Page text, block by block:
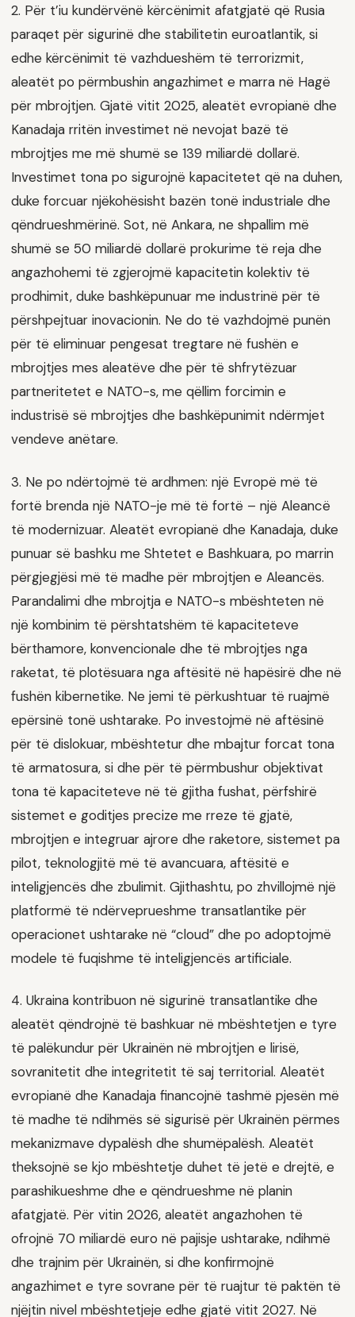
2. Për t’iu kundërvënë kërcënimit afatgjatë që Rusia
paraqet për sigurinë dhe stabilitetin euroatlantik, si
edhe kërcënimit të vazhdueshëm të terrorizmit,
aleatët po përmbushin angazhimet e marra në Hagë
për mbrojtjen. Gjatë vitit 2025, aleatët evropianë dhe
Kanadaja rritën investimet në nevojat bazë të
mbrojtjes me më shumë se 139 miliardë dollarë.
Investimet tona po sigurojnë kapacitetet që na duhen,
duke forcuar njëkohësisht bazën tonë industriale dhe
qëndrueshmërinë. Sot, në Ankara, ne shpallim më
shumë se 50 miliardë dollarë prokurime të reja dhe
angazhohemi të zgjerojmë kapacitetin kolektiv të
prodhimit, duke bashkëpunuar me industrinë për të
përshpejtuar inovacionin. Ne do të vazhdojmë punën
për të eliminuar pengesat tregtare në fushën e
mbrojtjes mes aleatëve dhe për të shfrytëzuar
partneritetet e NATO-s, me qëllim forcimin e
industrisë së mbrojtjes dhe bashkëpunimit ndërmjet
vendeve anëtare.
3. Ne po ndërtojmë të ardhmen: një Evropë më të
fortë brenda një NATO-je më të fortë – një Aleancë
të modernizuar. Aleatët evropianë dhe Kanadaja, duke
punuar së bashku me Shtetet e Bashkuara, po marrin
përgjegjësi më të madhe për mbrojtjen e Aleancës.
Parandalimi dhe mbrojtja e NATO-s mbështeten në
një kombinim të përshtatshëm të kapaciteteve
bërthamore, konvencionale dhe të mbrojtjes nga
raketat, të plotësuara nga aftësitë në hapësirë dhe në
fushën kibernetike. Ne jemi të përkushtuar të ruajmë
epërsinë tonë ushtarake. Po investojmë në aftësinë
për të dislokuar, mbështetur dhe mbajtur forcat tona
të armatosura, si dhe për të përmbushur objektivat
tona të kapaciteteve në të gjitha fushat, përfshirë
sistemet e goditjes precize me rreze të gjatë,
mbrojtjen e integruar ajrore dhe raketore, sistemet pa
pilot, teknologjitë më të avancuara, aftësitë e
inteligjencës dhe zbulimit. Gjithashtu, po zhvillojmë një
platformë të ndërveprueshme transatlantike për
operacionet ushtarake në “cloud” dhe po adoptojmë
modele të fuqishme të inteligjencës artificiale.
4. Ukraina kontribuon në sigurinë transatlantike dhe
aleatët qëndrojnë të bashkuar në mbështetjen e tyre
të palëkundur për Ukrainën në mbrojtjen e lirisë,
sovranitetit dhe integritetit të saj territorial. Aleatët
evropianë dhe Kanadaja financojnë tashmë pjesën më
të madhe të ndihmës së sigurisë për Ukrainën përmes
mekanizmave dypalësh dhe shumëpalësh. Aleatët
theksojnë se kjo mbështetje duhet të jetë e drejtë, e
parashikueshme dhe e qëndrueshme në planin
afatgjatë. Për vitin 2026, aleatët angazhohen të
ofrojnë 70 miliardë euro në pajisje ushtarake, ndihmë
dhe trajnim për Ukrainën, si dhe konfirmojnë
angazhimet e tyre sovrane për të ruajtur të paktën të
njëjtin nivel mbështetjeje edhe gjatë vitit 2027. Në